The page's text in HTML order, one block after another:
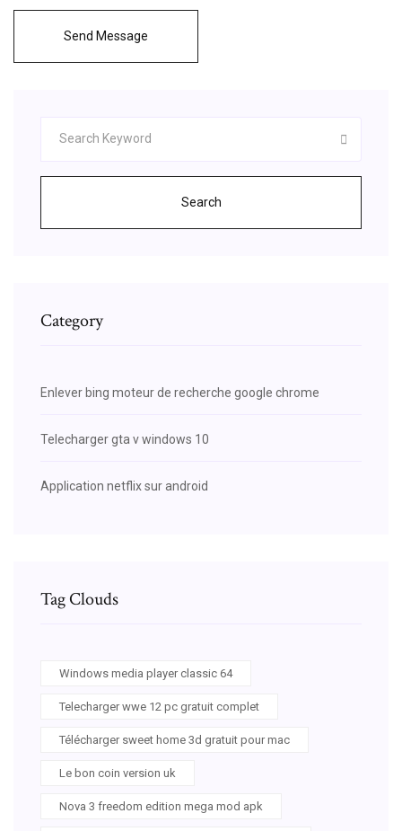
Send Message
Search
Category
Enlever bing moteur de recherche google chrome
Telecharger gta v windows 10
Application netflix sur android
Tag Clouds
Windows media player classic 64
Telecharger wwe 12 pc gratuit complet
Télécharger sweet home 3d gratuit pour mac
Le bon coin version uk
Nova 3 freedom edition mega mod apk